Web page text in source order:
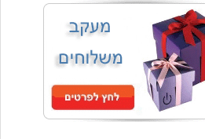
₪59.00
המחיר שלך
משלוח חינם
שעון יד לילדים \ הלו קיטי - לבן